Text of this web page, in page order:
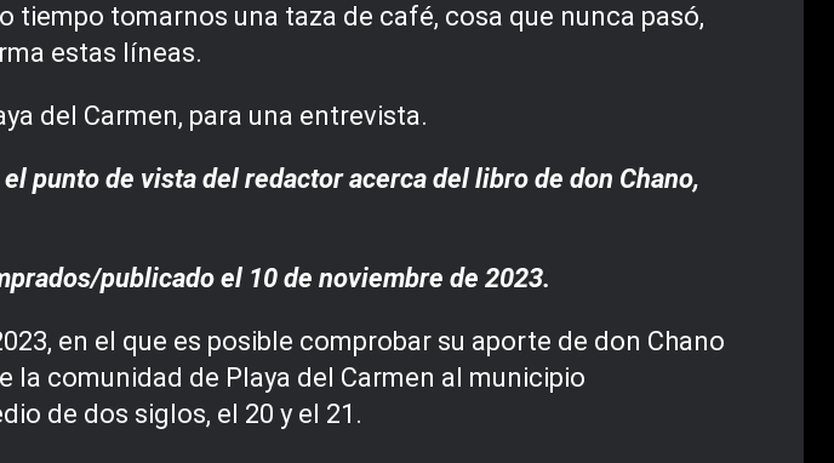
tomarnos una taza de café, cosa que nunca pasó,
estas líneas.
del Carmen, para una entrevista.
punto de vista del redactor acerca del libro de don Chano,
publicado el 10 de noviembre de 2023.
en el que es posible comprobar su aporte de don Chano
comunidad de Playa del Carmen al municipio
de dos siglos, el 20 y el 21.